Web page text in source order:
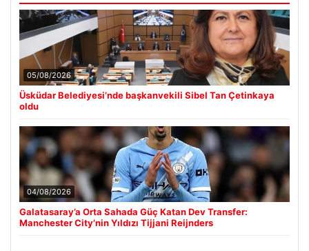
05/08/2026
Üsküdar Belediyesi’nde başkanvekili Sibel Tan Çetinkaya
oldu
04/08/2026
Galatasaray’a Orta Sahada Güç Katan Dev Transfer:
Manchester City’nin Yıldızı Tijjani Reijnders